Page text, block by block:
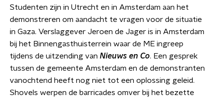
Studenten zijn in Utrecht en in Amsterdam aan het
demonstreren om aandacht te vragen voor de situatie
in Gaza. Verslaggever Jeroen de Jager is in Amsterdam
bij het Binnengasthuisterrein waar de ME ingreep
tijdens de uitzending van Nieuws en Co. Een gesprek
tussen de gemeente Amsterdam en de demonstranten
vanochtend heeft nog niet tot een oplossing geleid.
Shovels werpen de barricades omver bij het bezette